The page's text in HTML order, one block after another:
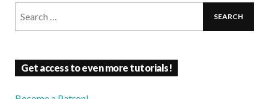
Get access to even more tutorials!